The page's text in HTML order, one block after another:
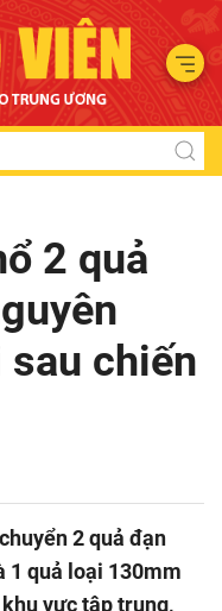
2 quả
chiến
2 quả đạn
1 quả loại 130mm
vực tập trung,